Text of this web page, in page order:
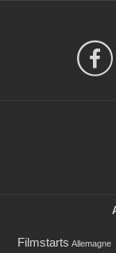
Filmstarts Allemagne